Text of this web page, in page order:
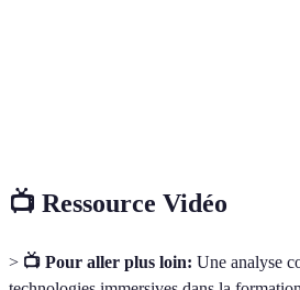
📺 Ressource Vidéo
> 📺 Pour aller plus loin: Une analyse